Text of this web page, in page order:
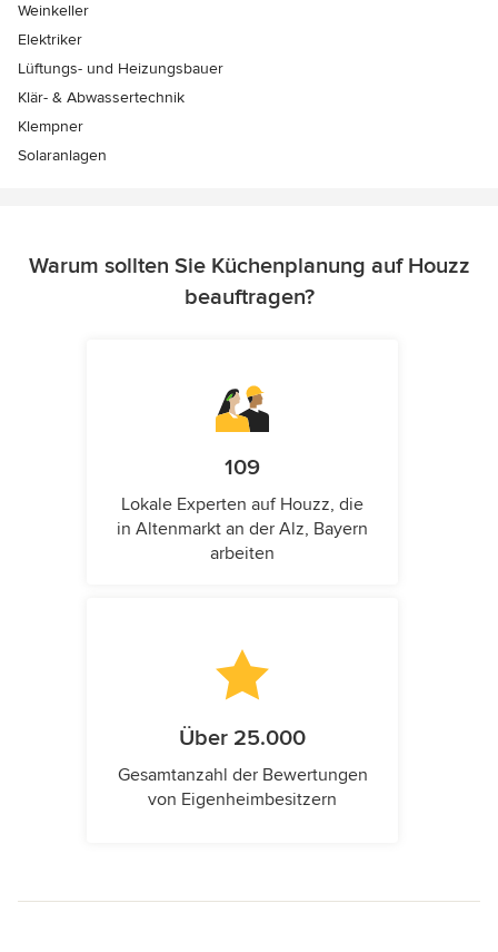
Weinkeller
Elektriker
Lüftungs- und Heizungsbauer
Klär- & Abwassertechnik
Klempner
Solaranlagen
Warum sollten Sie Küchenplanung auf Houzz
beauftragen?
109
Lokale Experten auf Houzz, die
in Altenmarkt an der Alz, Bayern
arbeiten
Über 25.000
Gesamtanzahl der Bewertungen
von Eigenheimbesitzern